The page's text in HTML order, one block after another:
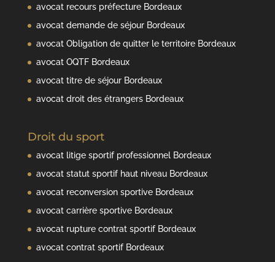
avocat recours préfecture Bordeaux
avocat demande de séjour Bordeaux
avocat Obligation de quitter le territoire Bordeaux
avocat OQTF Bordeaux
avocat titre de séjour Bordeaux
avocat droit des étrangers Bordeaux
Droit du sport
avocat litige sportif professionnel Bordeaux
avocat statut sportif haut niveau Bordeaux
avocat reconversion sportive Bordeaux
avocat carrière sportive Bordeaux
avocat rupture contrat sportif Bordeaux
avocat contrat sportif Bordeaux